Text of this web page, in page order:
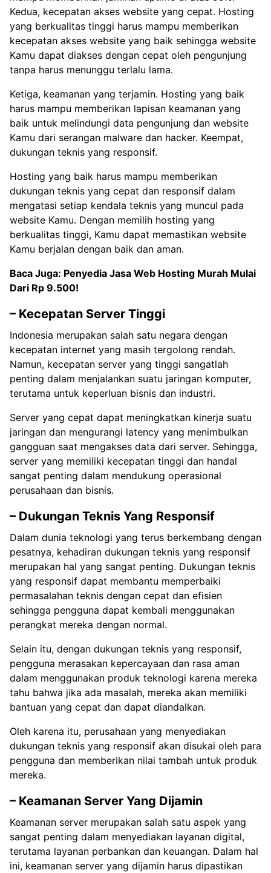
Kedua, kecepatan akses website yang cepat. Hosting
yang berkualitas tinggi harus mampu memberikan
kecepatan akses website yang baik sehingga website
Kamu dapat diakses dengan cepat oleh pengunjung
tanpa harus menunggu terlalu lama.
Ketiga, keamanan yang terjamin. Hosting yang baik
harus mampu memberikan lapisan keamanan yang
baik untuk melindungi data pengunjung dan website
Kamu dari serangan malware dan hacker. Keempat,
dukungan teknis yang responsif.
Hosting yang baik harus mampu memberikan
dukungan teknis yang cepat dan responsif dalam
mengatasi setiap kendala teknis yang muncul pada
website Kamu. Dengan memilih hosting yang
berkualitas tinggi, Kamu dapat memastikan website
Kamu berjalan dengan baik dan aman.
Baca Juga: Penyedia Jasa Web Hosting Murah Mulai
Dari Rp 9.500!
– Kecepatan Server Tinggi
Indonesia merupakan salah satu negara dengan
kecepatan internet yang masih tergolong rendah.
Namun, kecepatan server yang tinggi sangatlah
penting dalam menjalankan suatu jaringan komputer,
terutama untuk keperluan bisnis dan industri.
Server yang cepat dapat meningkatkan kinerja suatu
jaringan dan mengurangi latency yang menimbulkan
gangguan saat mengakses data dari server. Sehingga,
server yang memiliki kecepatan tinggi dan handal
sangat penting dalam mendukung operasional
perusahaan dan bisnis.
– Dukungan Teknis Yang Responsif
Dalam dunia teknologi yang terus berkembang dengan
pesatnya, kehadiran dukungan teknis yang responsif
merupakan hal yang sangat penting. Dukungan teknis
yang responsif dapat membantu memperbaiki
permasalahan teknis dengan cepat dan efisien
sehingga pengguna dapat kembali menggunakan
perangkat mereka dengan normal.
Selain itu, dengan dukungan teknis yang responsif,
pengguna merasakan kepercayaan dan rasa aman
dalam menggunakan produk teknologi karena mereka
tahu bahwa jika ada masalah, mereka akan memiliki
bantuan yang cepat dan dapat diandalkan.
Oleh karena itu, perusahaan yang menyediakan
dukungan teknis yang responsif akan disukai oleh para
pengguna dan memberikan nilai tambah untuk produk
mereka.
– Keamanan Server Yang Dijamin
Keamanan server merupakan salah satu aspek yang
sangat penting dalam menyediakan layanan digital,
terutama layanan perbankan dan keuangan. Dalam hal
ini, keamanan server yang dijamin harus dipastikan